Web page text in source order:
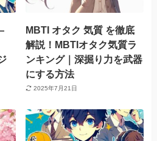
MBTI オタク 気質 を徹底
解説！MBTIオタク気質ラ
ンキング｜深掘り力を武器
にする方法
2025年7月21日